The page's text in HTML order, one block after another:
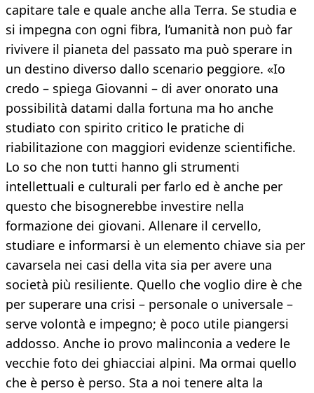
capitare tale e quale anche alla Terra. Se studia e
si impegna con ogni fibra, l’umanità non può far
rivivere il pianeta del passato ma può sperare in
un destino diverso dallo scenario peggiore. «Io
credo – spiega Giovanni – di aver onorato una
possibilità datami dalla fortuna ma ho anche
studiato con spirito critico le pratiche di
riabilitazione con maggiori evidenze scientifiche.
Lo so che non tutti hanno gli strumenti
intellettuali e culturali per farlo ed è anche per
questo che bisognerebbe investire nella
formazione dei giovani. Allenare il cervello,
studiare e informarsi è un elemento chiave sia per
cavarsela nei casi della vita sia per avere una
società più resiliente. Quello che voglio dire è che
per superare una crisi – personale o universale –
serve volontà e impegno; è poco utile piangersi
addosso. Anche io provo malinconia a vedere le
vecchie foto dei ghiacciai alpini. Ma ormai quello
che è perso è perso. Sta a noi tenere alta la